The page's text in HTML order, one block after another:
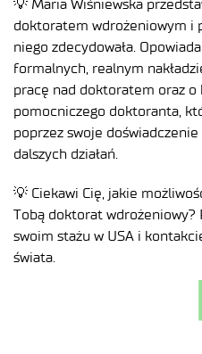
💡 Maria Wiśniewska
doktoratem wdrożeniowym i
niego zdecydowała.
formalnych, realnym
pracę nad doktoratem oraz
pomocniczego doktoranta,
poprzez swoje
dalszych działań.
💡 Ciekawi Cię, jakie
Tobą doktorat wdrożeniowy?
swoim stażu w USA i
świata.